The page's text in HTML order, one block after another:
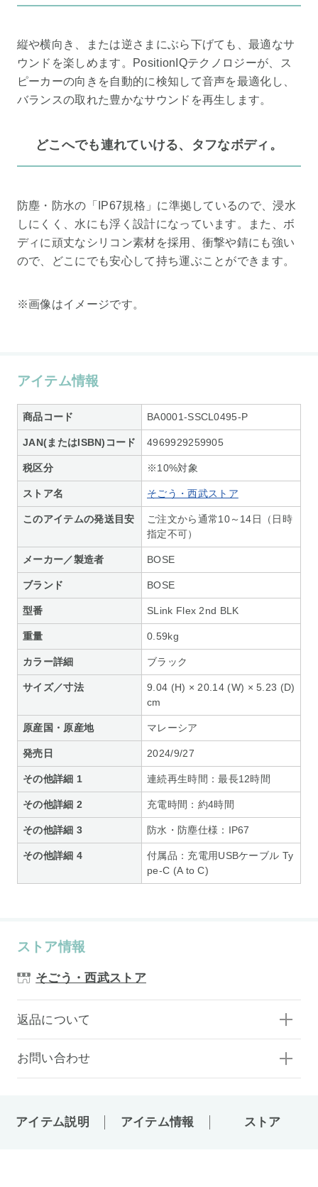
縦や横向き、または逆さまにぶら下げても、最適なサ
ウンドを楽しめます。PositionIQテクノロジーが、ス
ピーカーの向きを自動的に検知して音声を最適化し、
バランスの取れた豊かなサウンドを再生します。
どこへでも連れていける、タフなボディ。
防塵・防水の「IP67規格」に準拠しているので、浸水
しにくく、水にも浮く設計になっています。また、ボ
ディに頑丈なシリコン素材を採用、衝撃や錆にも強い
ので、どこにでも安心して持ち運ぶことができます。
※画像はイメージです。
アイテム情報
商品コード BA0001-SSCL0495-P
JAN(またはISBN)コード 4969929259905
税区分 ※10%対象
ストア名 そごう・西武ストア
このアイテムの発送目安
ご注文から通常10～14日（日時
指定不可）
メーカー／製造者 BOSE
ブランド BOSE
型番 SLink Flex 2nd BLK
重量 0.59kg
カラー詳細 ブラック
サイズ／寸法
9.04 (H) × 20.14 (W) × 5.23 (D)
cm
原産国・原産地 マレーシア
発売日 2024/9/27
その他詳細 1 連続再生時間：最長12時間
その他詳細 2 充電時間：約4時間
その他詳細 3 防水・防塵仕様：IP67
その他詳細 4
付属品：充電用USBケーブル Ty
pe-C (A to C)
ストア情報
そごう・西武ストア
返品について
お問い合わせ
アイテム説明 アイテム情報 ストア